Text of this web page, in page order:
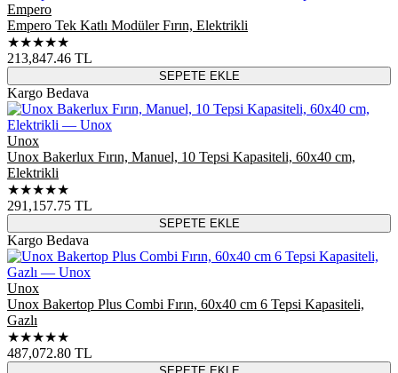
Empero
Empero Tek Katlı Modüler Fırın, Elektrikli
★★★★★
213,847.46 TL
SEPETE EKLE
Kargo Bedava
Unox
Unox Bakerlux Fırın, Manuel, 10 Tepsi Kapasiteli, 60x40 cm,
Elektrikli
★★★★★
291,157.75 TL
SEPETE EKLE
Kargo Bedava
Unox
Unox Bakertop Plus Combi Fırın, 60x40 cm 6 Tepsi Kapasiteli,
Gazlı
★★★★★
487,072.80 TL